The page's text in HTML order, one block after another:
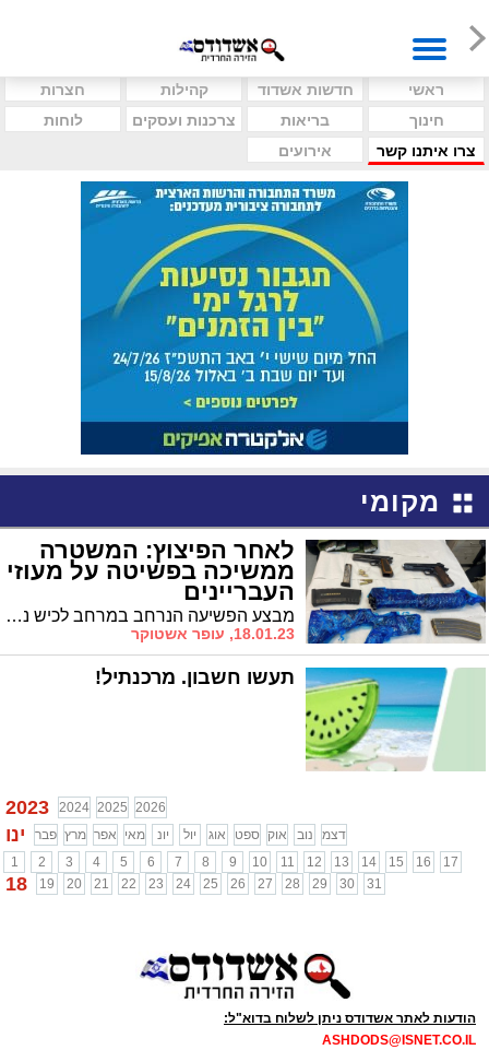
ראשי חדשות אשדוד קהילות
חצרות
חינוך
בריאות צרכנות ועסקים
לוחות
צרו איתנו קשר
אירועים
מקומי
לאחר הפיצוץ: המשטרה
ממשיכה בפשיטה על מעוזי
העבריינים
מבצע הפשיעה הנרחב במרחב לכיש נגד מחוללי הפשיעה באשדוד נמשך לאורך הלילה * המשטרה לכדה רובה מסוג M16, אקדחים, רימונים, תחמושת ואמצעי לחימה
18.01.23, עופר אשטוקר
תעשו חשבון. מרכנתיל!
2023 2024 2025 2026
ינו פבר מרץ אפר מאי יונ יול אוג ספט אוק נוב
דצמ
1
2 3 4 5 6 7 8 9 10 11 12 13 14 15 16 17
18 19 20 21 22 23 24 25 26 27 28 29 30 31
הודעות לאתר אשדודס ניתן לשלוח בדוא"ל:
ASHDODS@ISNET.CO.IL